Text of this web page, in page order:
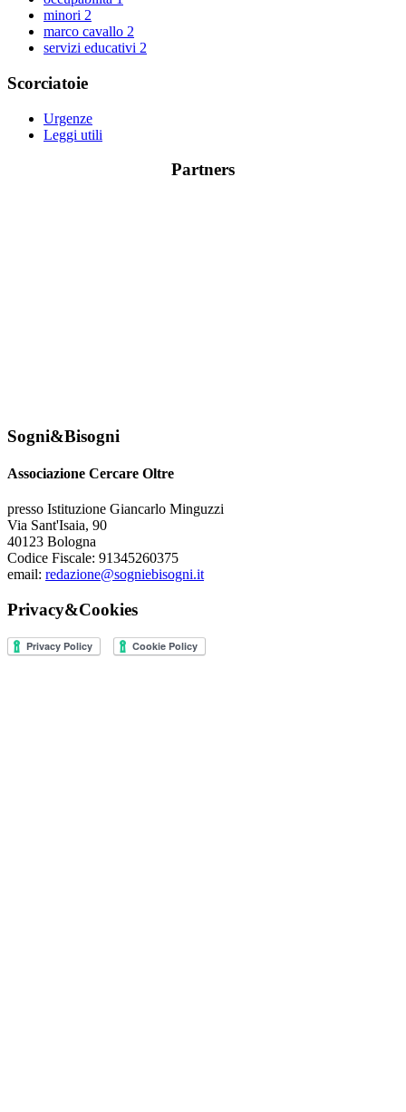
minori 2
marco cavallo 2
servizi educativi 2
Scorciatoie
Urgenze
Leggi utili
Partners
Sogni&Bisogni
Associazione Cercare Oltre
presso Istituzione Giancarlo Minguzzi
Via Sant'Isaia, 90
40123 Bologna
Codice Fiscale: 91345260375
email: redazione@sogniebisogni.it
Privacy&Cookies